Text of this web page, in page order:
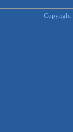
Copyright